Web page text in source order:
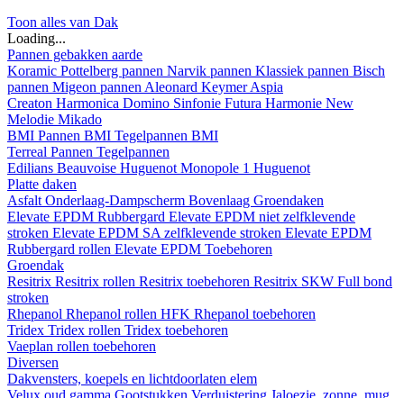
Toon alles van Dak
Loading...
Pannen gebakken aarde
Koramic Pottelberg pannen Narvik pannen Klassiek pannen Bisch
pannen Migeon pannen Aleonard KeymerAspia
Creaton Harmonica Domino Sinfonie Futura Harmonie New
Melodie Mikado
BMI Pannen BMI Tegelpannen BMI
Terreal Pannen Tegelpannen
Edilians Beauvoise Huguenot Monopole 1 Huguenot
Platte daken
Asfalt Onderlaag-Dampscherm Bovenlaag Groendaken
Elevate EPDM Rubbergard Elevate EPDM niet zelfklevende
stroken Elevate EPDM SA zelfklevende stroken Elevate EPDM
Rubbergard rollen Elevate EPDM Toebehoren
Groendak
Resitrix Resitrix rollen Resitrix toebehoren Resitrix SKW Full bond
stroken
Rhepanol Rhepanol rollen HFK Rhepanol toebehoren
Tridex Tridex rollen Tridex toebehoren
Vaeplan rollen toebehoren
Diversen
Dakvensters, koepels en lichtdoorlaten elem
Velux oud gamma Gootstukken Verduistering Jaloezie, zonne, mug,